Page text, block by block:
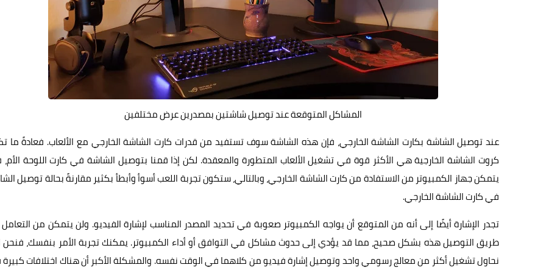
المشاكل المتوقعة عند توصيل شاشتين بمصدرين عرض مختلفين
عند توصيل الشاشة بكارت الشاشة الخارجي، فإن هذه الشاشة سوف تستفيد من قدرات كارت الشاشة الخارجي مع الألعاب. فعادةً ما
كروت الشاشة الخارجية هي الأكثر قوة في تشغيل الألعاب المتطورة والمعقدة. لكن إذا قمنا بتوصيل الشاشة في كارت اللوحة
يتمكن جهاز الكمبيوتر من الاستفادة من كارت الشاشة الخارجي، وبالتالي، ستكون تجربة اللعب أسوأ وأبطأ بكثير مقارنةً بحالة توصيل
في كارت الشاشة الخارجي.
تجدر الإشارة أيضًا إلى أنه من المتوقع أن يواجه الكمبيوتر صعوبة في تحديد المصدر المناسب لإشارة الفيديو. ولن يتمكن من
طريق التوصيل هذه بشكل صحيح، مما قد يؤدي إلى حدوث مشاكل في التوافق أو أداء الكمبيوتر. يمكنك تجربة الأمر بنفسك، فنحن
نحاول تشغيل أكثر من معالج رسومي واحد وتوصيل إشارة فيديو من كلاهما في الوقت نفسه. والمشكلة الأكبر أن هناك اختلافات